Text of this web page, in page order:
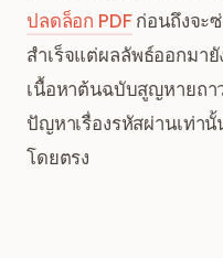
ปลดล็อก PDFก่อนถึงจะ
สำเร็จแต่ผลลัพธ์ออกมา
เนื้อหาต้นฉบับสูญหายถา
ปัญหาเรื่องรหัสผ่านเท่า
โดยตรง